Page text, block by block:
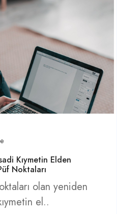
Kıymetin Elden
Noktaları
olan yeniden
el..